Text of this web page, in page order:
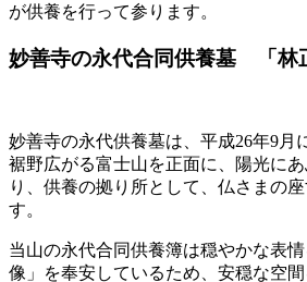
が供養を行って参ります。
妙善寺の永代合同供養墓 「林
妙善寺の永代供養墓は、平成26年9月
裾野広がる富士山を正面に、陽光に
り、供養の拠り所として、仏さまの
す。
当山の永代合同供養簿は穏やかな表
像」を奉安しているため、安穏な空間